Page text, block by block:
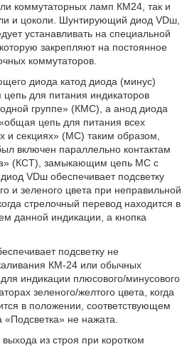
коммутаторных ламп КМ24, так и
и цоколи. Шунтирующий диод VDш,
устанавливать на специальной
закрепляют на постоянное
коммутаторов.
диода катод диода (минус)
для питания индикаторов
одной группе» (КМС), а анод диода
цепь для питания всех
и секциях» (МС) таким образом,
включен параллельно контактам
(КСТ), замыкающим цепь МС с
VDш обеспечивает подсветку
и зеленого цвета при неправильной
стрелочный перевод находится в
данной индикации, а кнопка
подсветку не
КМ-24 или обычных
индикации плюсового/минусового
зеленого/желтого цвета, когда
в положении, соответствующем
не нажата.
из строя при коротком